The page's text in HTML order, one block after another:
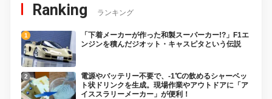
Ranking ランキング
「下着メーカーが作った和製スーパーカー!?」F1エ
ンジンを積んだジオット・キャスピタという伝説
電源やバッテリー不要で、-1℃の飲めるシャーベッ
ト状ドリンクを生成。現場作業やアウトドアに「ア
イススラリーメーカー」が便利！